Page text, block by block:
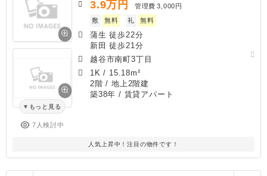
もっと見る
7人検討中
3.9万円 管理費 3,000円
敷
無料 礼 無料
蒲生 徒歩22分
新田 徒歩21分
越谷市南町3丁目
1K / 15.18m²
2階 / 地上2階建
築38年 / 賃貸アパート
人気上昇中！注目の物件です！